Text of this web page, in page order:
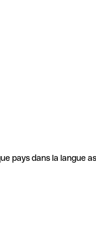
pays dans la langue